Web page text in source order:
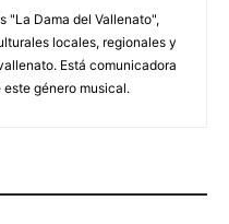
"La Dama del Vallenato",
locales, regionales y
Está comunicadora
género musical.